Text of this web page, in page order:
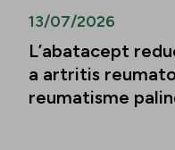
13/07/2026
L’abatacept
a artritis
reumatisme